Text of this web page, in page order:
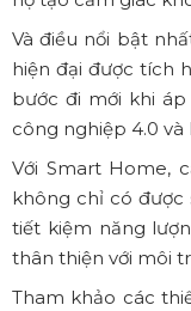
Và điều nổi bật
hiện đại được tích
bước đi mới khi
công nghiệp 4.0 và
Với Smart Home,
không chỉ có được
tiết kiệm năng
thân thiện với môi
Tham khảo các